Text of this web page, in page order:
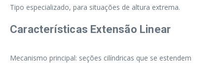
Tipo especializado, para situações de altura extrema.
Características Extensão Linear
Mecanismo principal: seções cilíndricas que se estendem